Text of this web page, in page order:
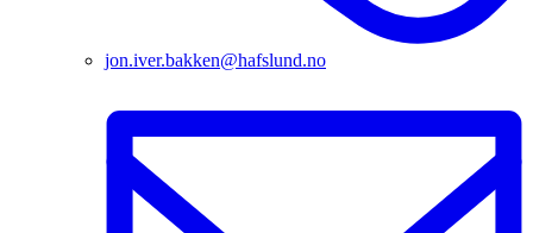
jon.iver.bakken@hafslund.no